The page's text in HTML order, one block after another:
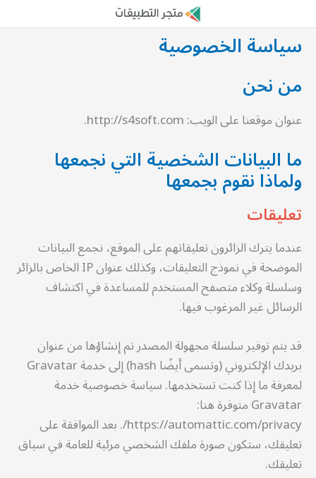
إلى
المحتوى
سياسة الخصوصية
من نحن
عنوان موقعنا على الويب: http://s4soft.com.
ما البيانات الشخصية التي نجمعها
ولماذا نقوم بجمعها
تعليقات
عندما يترك الزائرون تعليقاتهم على الموقع، نجمع البيانات
الموضحة في نموذج التعليقات، وكذلك عنوان IP الخاص بالزائر
وسلسلة وكلاء متصفح المستخدم للمساعدة في اكتشاف
الرسائل غير المرغوب فيها.
قد يتم توفير سلسلة مجهولة المصدر تم إنشاؤها من عنوان
بريدك الإلكتروني (وتسمى أيضًا hash) إلى خدمة Gravatar
لمعرفة ما إذا كنت تستخدمها. سياسة خصوصية خدمة
Gravatar متوفرة هنا:
https://automattic.com/privacy/. بعد الموافقة على
تعليقك، ستكون صورة ملفك الشخصي مرئية للعامة في سياق
تعليقك.